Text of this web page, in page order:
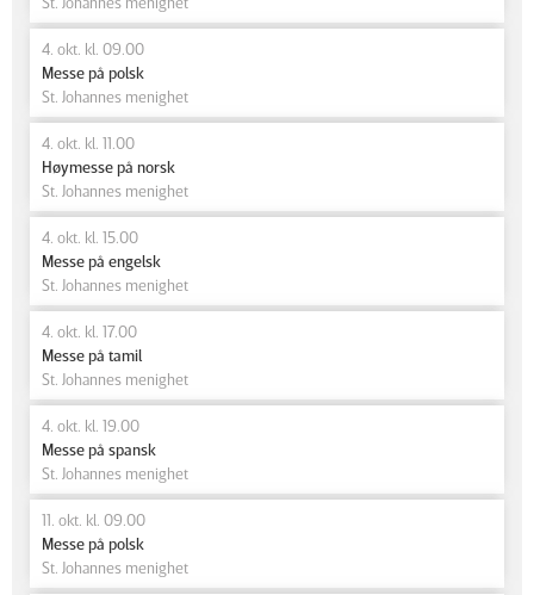
4. okt. kl. 09.00
Messe på polsk
St. Johannes menighet
4. okt. kl. 11.00
Høymesse på norsk
St. Johannes menighet
4. okt. kl. 15.00
Messe på engelsk
St. Johannes menighet
4. okt. kl. 17.00
Messe på tamil
St. Johannes menighet
4. okt. kl. 19.00
Messe på spansk
St. Johannes menighet
11. okt. kl. 09.00
Messe på polsk
St. Johannes menighet